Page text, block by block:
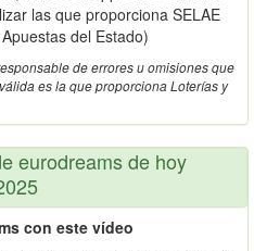
las que proporciona SELAE
del Estado)
de errores u omisiones que
es la que proporciona Loterías y
eurodreams de hoy
con este vídeo